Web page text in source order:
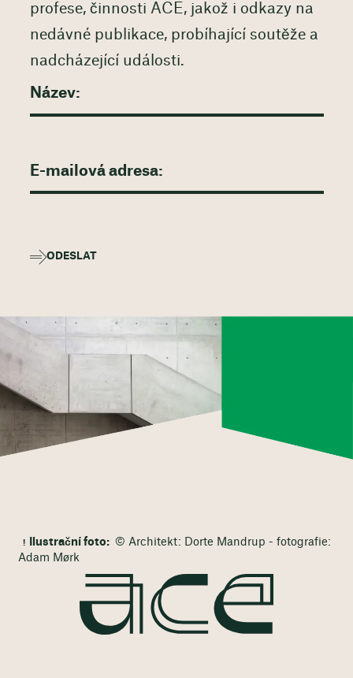
profese, činnosti ACE, jakož i odkazy na
nedávné publikace, probíhající soutěže a
nadcházející události.
ODESLAT
Ilustrační foto: © Architekt: Dorte Mandrup - fotografie:
Adam Mørk